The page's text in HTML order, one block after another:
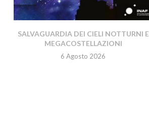
SALVAGUARDIA DEI CIELI NOTTURNI E
MEGACOSTELLAZIONI
6 Agosto 2026